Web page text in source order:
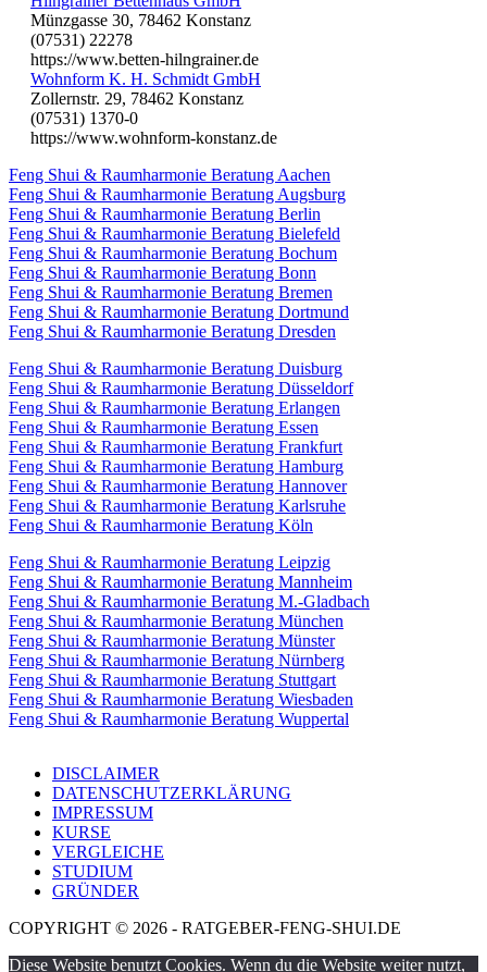
Münzgasse 30, 78462 Konstanz
(07531) 22278
https://www.betten-hilngrainer.de
Wohnform K. H. Schmidt GmbH
Zollernstr. 29, 78462 Konstanz
(07531) 1370-0
https://www.wohnform-konstanz.de
Feng Shui & Raumharmonie Beratung Aachen
Feng Shui & Raumharmonie Beratung Augsburg
Feng Shui & Raumharmonie Beratung Berlin
Feng Shui & Raumharmonie Beratung Bielefeld
Feng Shui & Raumharmonie Beratung Bochum
Feng Shui & Raumharmonie Beratung Bonn
Feng Shui & Raumharmonie Beratung Bremen
Feng Shui & Raumharmonie Beratung Dortmund
Feng Shui & Raumharmonie Beratung Dresden
Feng Shui & Raumharmonie Beratung Duisburg
Feng Shui & Raumharmonie Beratung Düsseldorf
Feng Shui & Raumharmonie Beratung Erlangen
Feng Shui & Raumharmonie Beratung Essen
Feng Shui & Raumharmonie Beratung Frankfurt
Feng Shui & Raumharmonie Beratung Hamburg
Feng Shui & Raumharmonie Beratung Hannover
Feng Shui & Raumharmonie Beratung Karlsruhe
Feng Shui & Raumharmonie Beratung Köln
Feng Shui & Raumharmonie Beratung Leipzig
Feng Shui & Raumharmonie Beratung Mannheim
Feng Shui & Raumharmonie Beratung M.-Gladbach
Feng Shui & Raumharmonie Beratung München
Feng Shui & Raumharmonie Beratung Münster
Feng Shui & Raumharmonie Beratung Nürnberg
Feng Shui & Raumharmonie Beratung Stuttgart
Feng Shui & Raumharmonie Beratung Wiesbaden
Feng Shui & Raumharmonie Beratung Wuppertal
DISCLAIMER
DATENSCHUTZERKLÄRUNG
IMPRESSUM
KURSE
VERGLEICHE
STUDIUM
GRÜNDER
COPYRIGHT © 2026 - RATGEBER-FENG-SHUI.DE
Diese Website benutzt Cookies. Wenn du die Website weiter nutzt,